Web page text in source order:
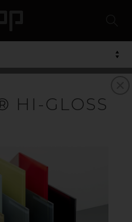
HI-GLOSS
plexiglas och är ett
omtyckt av många tack
slagtålighet och UV-
på två olika sätt: akryl XT
GS gjuts mellan två
helt färglöst men det